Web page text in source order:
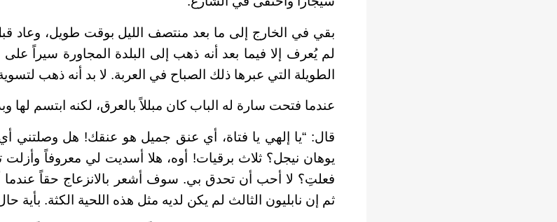
بقي في الخارج إلى ما بعد منتصف الليل بوقت طويل، وعاد قبل
لم يُعرف إلا فيما بعد أنه ذهب إلى البلدة المجاورة سيراً
الطويلة التي عبرها ذلك الصباح في العربة. لا بد أنه ذهب
عندما فتحت سارة له الباب كان مبللاً بالعرق، لكنه ابتسم لها
قال: “يا إلهي يا فتاة، أي عنق جميل هو عنقك! هل وصلتني أي
يوهان نيجل؟ ثلاث برقيات! أوه، هلا أسديت لي معروفاً وأزلت
فعلتِ؟ لا أحب أن تحدق بي. سوف أشعر بالانزعاج حقاً عندما
ثم إن نابليون الثالث لم يكن لديه مثل هذه اللحية الكثة. بأية